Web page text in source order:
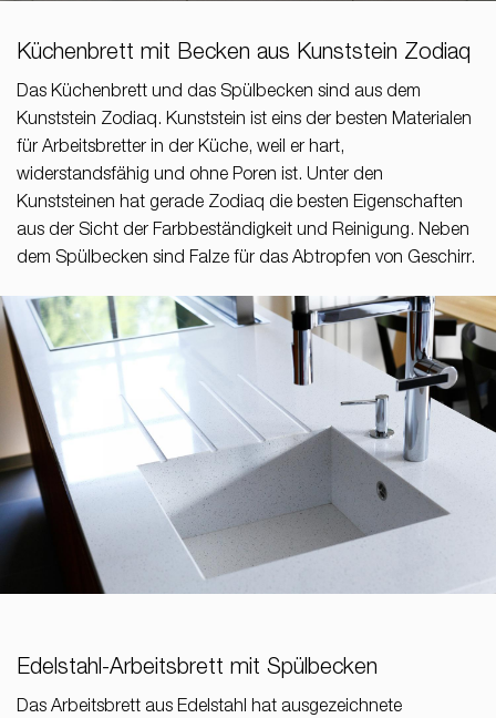
Küchenbrett mit Becken aus Kunststein Zodiaq
Das Küchenbrett und das Spülbecken sind aus dem
Kunststein Zodiaq. Kunststein ist eins der besten Materialen
für Arbeitsbretter in der Küche, weil er hart,
widerstandsfähig und ohne Poren ist. Unter den
Kunststeinen hat gerade Zodiaq die besten Eigenschaften
aus der Sicht der Farbbeständigkeit und Reinigung. Neben
dem Spülbecken sind Falze für das Abtropfen von Geschirr.
Edelstahl-Arbeitsbrett mit Spülbecken
Das Arbeitsbrett aus Edelstahl hat ausgezeichnete